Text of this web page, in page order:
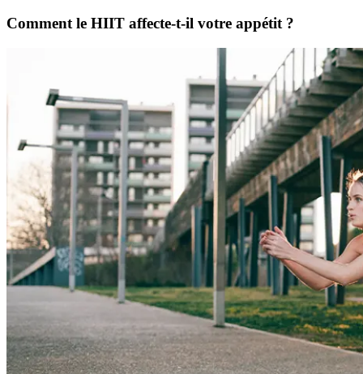
Comment le HIIT affecte-t-il votre appétit ?